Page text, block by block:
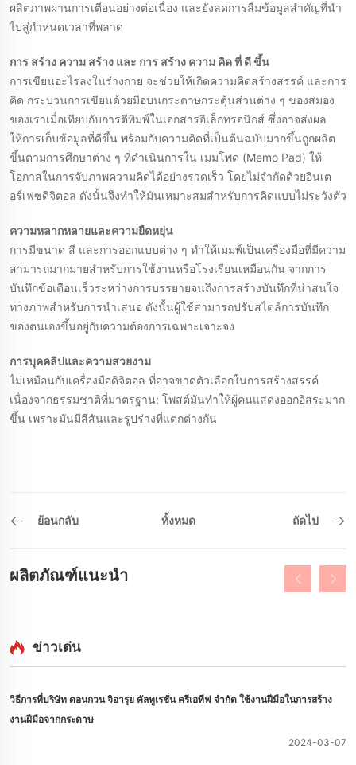
ผลิตภาพผ่านการเตือนอย่างต่อเนื่อง และยังลดการลืมข้อมูลสําคัญที่นํา
ไปสู่กําหนดเวลาที่พลาด
การ สร้าง ความ สร้าง และ การ สร้าง ความ คิด ที่ ดี ขึ้น
การเขียนอะไรลงในร่างกาย จะช่วยให้เกิดความคิดสร้างสรรค์ และการ
คิด กระบวนการเขียนด้วยมือบนกระดาษกระตุ้นส่วนต่าง ๆ ของสมอง
ของเราเมื่อเทียบกับการตีพิมพ์ในเอกสารอิเล็กทรอนิกส์ ซึ่งอาจส่งผล
ให้การเก็บข้อมูลที่ดีขึ้น พร้อมกับความคิดที่เป็นต้นฉบับมากขึ้นถูกผลิต
ขึ้นตามการศึกษาต่าง ๆ ที่ดําเนินการใน เมมโพด (Memo Pad) ให้
โอกาสในการจับภาพความคิดได้อย่างรวดเร็ว โดยไม่จํากัดด้วยอินเต
อร์เฟซดิจิตอล ดังนั้นจึงทําให้มันเหมาะสมสําหรับการคิดแบบไม่ระวังตัว
ความหลากหลายและความยืดหยุ่น
การมีขนาด สี และการออกแบบต่าง ๆ ทําให้เมมพ์เป็นเครื่องมือที่มีความ
สามารถมากมายสําหรับการใช้งานหรือโรงเรียนเหมือนกัน จากการ
บันทึกข้อเตือนเร็วระหว่างการบรรยายจนถึงการสร้างบันทึกที่น่าสนใจ
ทางภาพสําหรับการนําเสนอ ดังนั้นผู้ใช้สามารถปรับสไตล์การบันทึก
ของตนเองขึ้นอยู่กับความต้องการเฉพาะเจาะจง
การบุคคลิปและความสวยงาม
ไม่เหมือนกับเครื่องมือดิจิตอล ที่อาจขาดตัวเลือกในการสร้างสรรค์
เนื่องจากธรรมชาติที่มาตรฐาน; โพสต์มันทําให้ผู้คนแสดงออกอิสระมาก
ขึ้น เพราะมันมีสีสันและรูปร่างที่แตกต่างกัน
ย้อนกลับ ทั้งหมด ถัดไป
ผลิตภัณฑ์แนะนำ
ข่าวเด่น
วิธีการที่บริษัท ดอนกวน จิอารุย คัลทูเรชั่น ครีเอทีฟ จํากัด ใช้งานฝีมือในการสร้าง
งานฝีมือจากกระดาษ
2024-03-07